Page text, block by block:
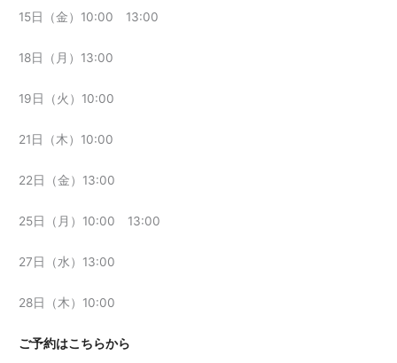
15日（金）10:00 13:00
18日（月）13:00
19日（火）10:00
21日（木）10:00
22日（金）13:00
25日（月）10:00 13:00
27日（水）13:00
28日（木）10:00
ご予約はこちらから